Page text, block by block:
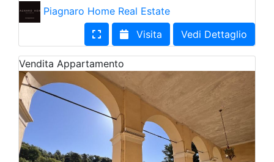
Piagnaro Home Real Estate
Visita
Vedi Dettaglio
Vendita Appartamento